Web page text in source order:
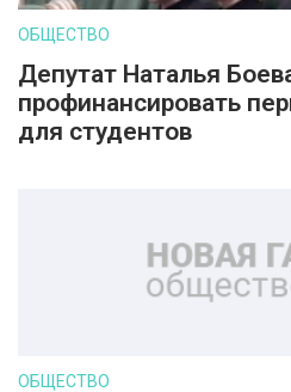
ОБЩЕСТВО
Депутат Наталья
профинансировать
для студентов
ОБЩЕСТВО